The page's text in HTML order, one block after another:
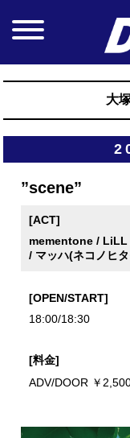
大
”scene”
[ACT]
mementone / LiLL
/ マッハ(ネコノヒ
[OPEN/START]
18:00/18:30
[料金]
ADV/DOOR ￥